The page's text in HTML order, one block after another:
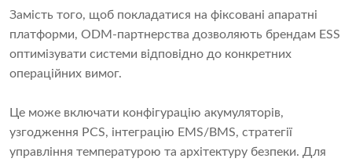
Замість того, щоб покладатися на фіксовані апаратні
платформи, ODM-партнерства дозволяють брендам ESS
оптимізувати системи відповідно до конкретних
операційних вимог.
Це може включати конфігурацію акумуляторів,
узгодження PCS, інтеграцію EMS/BMS, стратегії
управління температурою та архітектуру безпеки. Для